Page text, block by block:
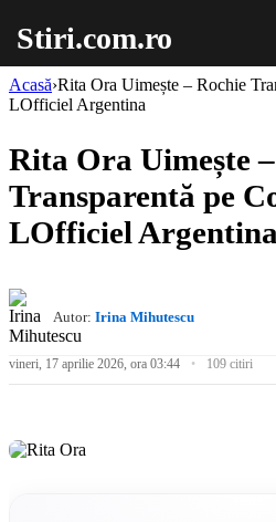
Stiri.com.ro
Acasă›Rita Ora Uimește – Rochie
LOfficiel Argentina
Rita Ora Uimește
Transparentă pe
LOfficiel Argentina
Autor: Irina Mihutescu
vineri, 17 aprilie 2026, ora 03:44 109 citiri